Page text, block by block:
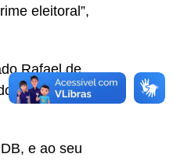
eleitoral”,
Rafael de
à busca e
e ao seu